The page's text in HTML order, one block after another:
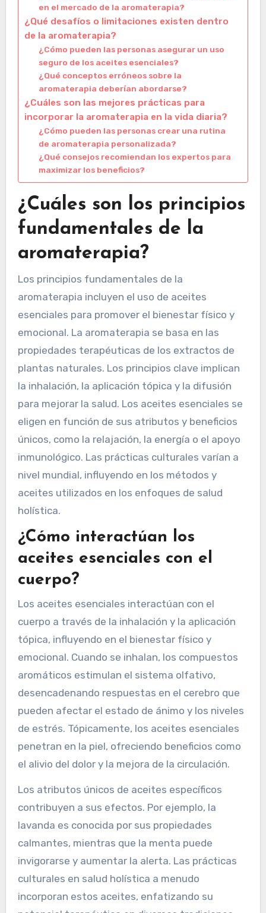
en el mercado de la aromaterapia?
¿Qué desafíos o limitaciones existen dentro
de la aromaterapia?
¿Cómo pueden las personas asegurar un uso
seguro de los aceites esenciales?
¿Qué conceptos erróneos sobre la
aromaterapia deberían abordarse?
¿Cuáles son las mejores prácticas para
incorporar la aromaterapia en la vida diaria?
¿Cómo pueden las personas crear una rutina
de aromaterapia personalizada?
¿Qué consejos recomiendan los expertos para
maximizar los beneficios?
¿Cuáles son los principios
fundamentales de la
aromaterapia?
Los principios fundamentales de la
aromaterapia incluyen el uso de aceites
esenciales para promover el bienestar físico y
emocional. La aromaterapia se basa en las
propiedades terapéuticas de los extractos de
plantas naturales. Los principios clave implican
la inhalación, la aplicación tópica y la difusión
para mejorar la salud. Los aceites esenciales se
eligen en función de sus atributos y beneficios
únicos, como la relajación, la energía o el apoyo
inmunológico. Las prácticas culturales varían a
nivel mundial, influyendo en los métodos y
aceites utilizados en los enfoques de salud
holística.
¿Cómo interactúan los
aceites esenciales con el
cuerpo?
Los aceites esenciales interactúan con el
cuerpo a través de la inhalación y la aplicación
tópica, influyendo en el bienestar físico y
emocional. Cuando se inhalan, los compuestos
aromáticos estimulan el sistema olfativo,
desencadenando respuestas en el cerebro que
pueden afectar el estado de ánimo y los niveles
de estrés. Tópicamente, los aceites esenciales
penetran en la piel, ofreciendo beneficios como
el alivio del dolor y la mejora de la circulación.
Los atributos únicos de aceites específicos
contribuyen a sus efectos. Por ejemplo, la
lavanda es conocida por sus propiedades
calmantes, mientras que la menta puede
invigorarse y aumentar la alerta. Las prácticas
culturales en salud holística a menudo
incorporan estos aceites, enfatizando su